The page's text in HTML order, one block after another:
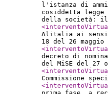
l'istanza di
cosiddetta
della società: il
Alitalia ai sensi
18 del 26 maggio
decreto di
del MiSE del 27
Commissione